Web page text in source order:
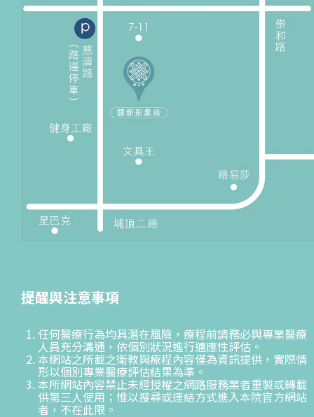
提醒與注意事項
任何醫療行為均具潛在風險，療程前請務必與專業醫療
人員充分溝通，依個別狀況進行適應性評估。
本網站之所載之衛教與療程內容僅為資訊提供，實際情
形以個別專業醫療評估結果為準。
本所網站內容禁止未經授權之網路服務業者重製或轉載
供第三人使用；惟以搜尋或連結方式進入本院官方網站
者，不在此限。